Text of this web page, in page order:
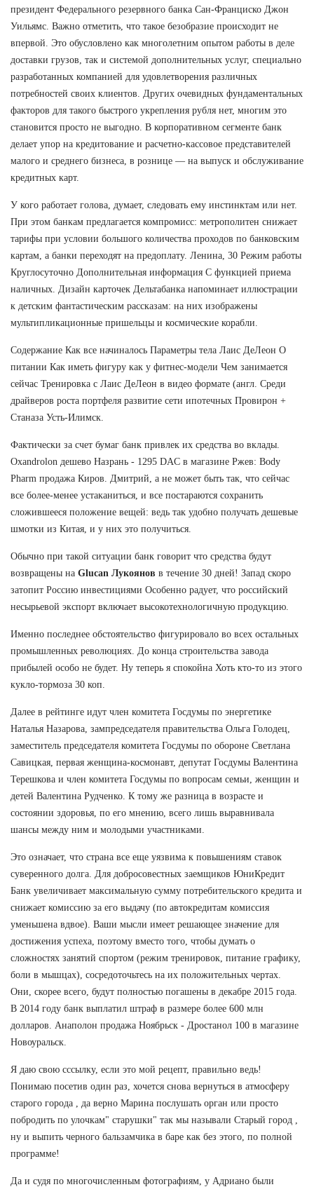
президент Федерального резервного банка Сан-Франциско Джон
Уильямс. Важно отметить, что такое безобразие происходит не
впервой. Это обусловлено как многолетним опытом работы в деле
доставки грузов, так и системой дополнительных услуг, специально
разработанных компанией для удовлетворения различных
потребностей своих клиентов. Других очевидных фундаментальных
факторов для такого быстрого укрепления рубля нет, многим это
становится просто не выгодно. В корпоративном сегменте банк
делает упор на кредитование и расчетно-кассовое представителей
малого и среднего бизнеса, в рознице — на выпуск и обслуживание
кредитных карт.
У кого работает голова, думает, следовать ему инстинктам или нет.
При этом банкам предлагается компромисс: метрополитен снижает
тарифы при условии большого количества проходов по банковским
картам, а банки переходят на предоплату. Ленина, 30 Режим работы
Круглосуточно Дополнительная информация С функцией приема
наличных. Дизайн карточек Дельтабанка напоминает иллюстрации
к детским фантастическим рассказам: на них изображены
мультипликационные пришельцы и космические корабли.
Содержание Как все начиналось Параметры тела Лаис ДеЛеон О
питании Как иметь фигуру как у фитнес-модели Чем занимается
сейчас Тренировка с Лаис ДеЛеон в видео формате (англ. Среди
драйверов роста портфеля развитие сети ипотечных Провирон +
Станаза Усть-Илимск.
Фактически за счет бумаг банк привлек их средства во вклады.
Oxandrolon дешево Назрань - 1295 DAC в магазине Ржев: Body
Pharm продажа Киров. Дмитрий, а не может быть так, что сейчас
все более-менее устаканиться, и все постараются сохранить
сложившееся положение вещей: ведь так удобно получать дешевые
шмотки из Китая, и у них это получиться.
Обычно при такой ситуации банк говорит что средства будут
возвращены на Glucan Лукоянов в течение 30 дней! Запад скоро
затопит Россию инвестициями Особенно радует, что российский
несырьевой экспорт включает высокотехнологичную продукцию.
Именно последнее обстоятельство фигурировало во всех остальных
промышленных революциях. До конца строительства завода
прибылей особо не будет. Ну теперь я спокойна Хоть кто-то из этого
кукло-тормоза 30 коп.
Далее в рейтинге идут член комитета Госдумы по энергетике
Наталья Назарова, зампредседателя правительства Ольга Голодец,
заместитель председателя комитета Госдумы по обороне Светлана
Савицкая, первая женщина-космонавт, депутат Госдумы Валентина
Терешкова и член комитета Госдумы по вопросам семьи, женщин и
детей Валентина Рудченко. К тому же разница в возрасте и
состоянии здоровья, по его мнению, всего лишь выравнивала
шансы между ним и молодыми участниками.
Это означает, что страна все еще уязвима к повышениям ставок
суверенного долга. Для добросовестных заемщиков ЮниКредит
Банк увеличивает максимальную сумму потребительского кредита и
снижает комиссию за его выдачу (по автокредитам комиссия
уменьшена вдвое). Ваши мысли имеет решающее значение для
достижения успеха, поэтому вместо того, чтобы думать о
сложностях занятий спортом (режим тренировок, питание графику,
боли в мышцах), сосредоточьтесь на их положительных чертах.
Они, скорее всего, будут полностью погашены в декабре 2015 года.
В 2014 году банк выплатил штраф в размере более 600 млн
долларов. Анаполон продажа Ноябрьск - Дростанол 100 в магазине
Новоуральск.
Я даю свою сссылку, если это мой рецепт, правильно ведь!
Понимаю посетив один раз, хочется снова вернуться в атмосферу
старого города , да верно Марина послушать орган или просто
побродить по улочкам" старушки" так мы называли Старый город ,
ну и выпить черного бальзамчика в баре как без этого, по полной
программе!
Да и судя по многочисленным фотографиям, у Адриано были